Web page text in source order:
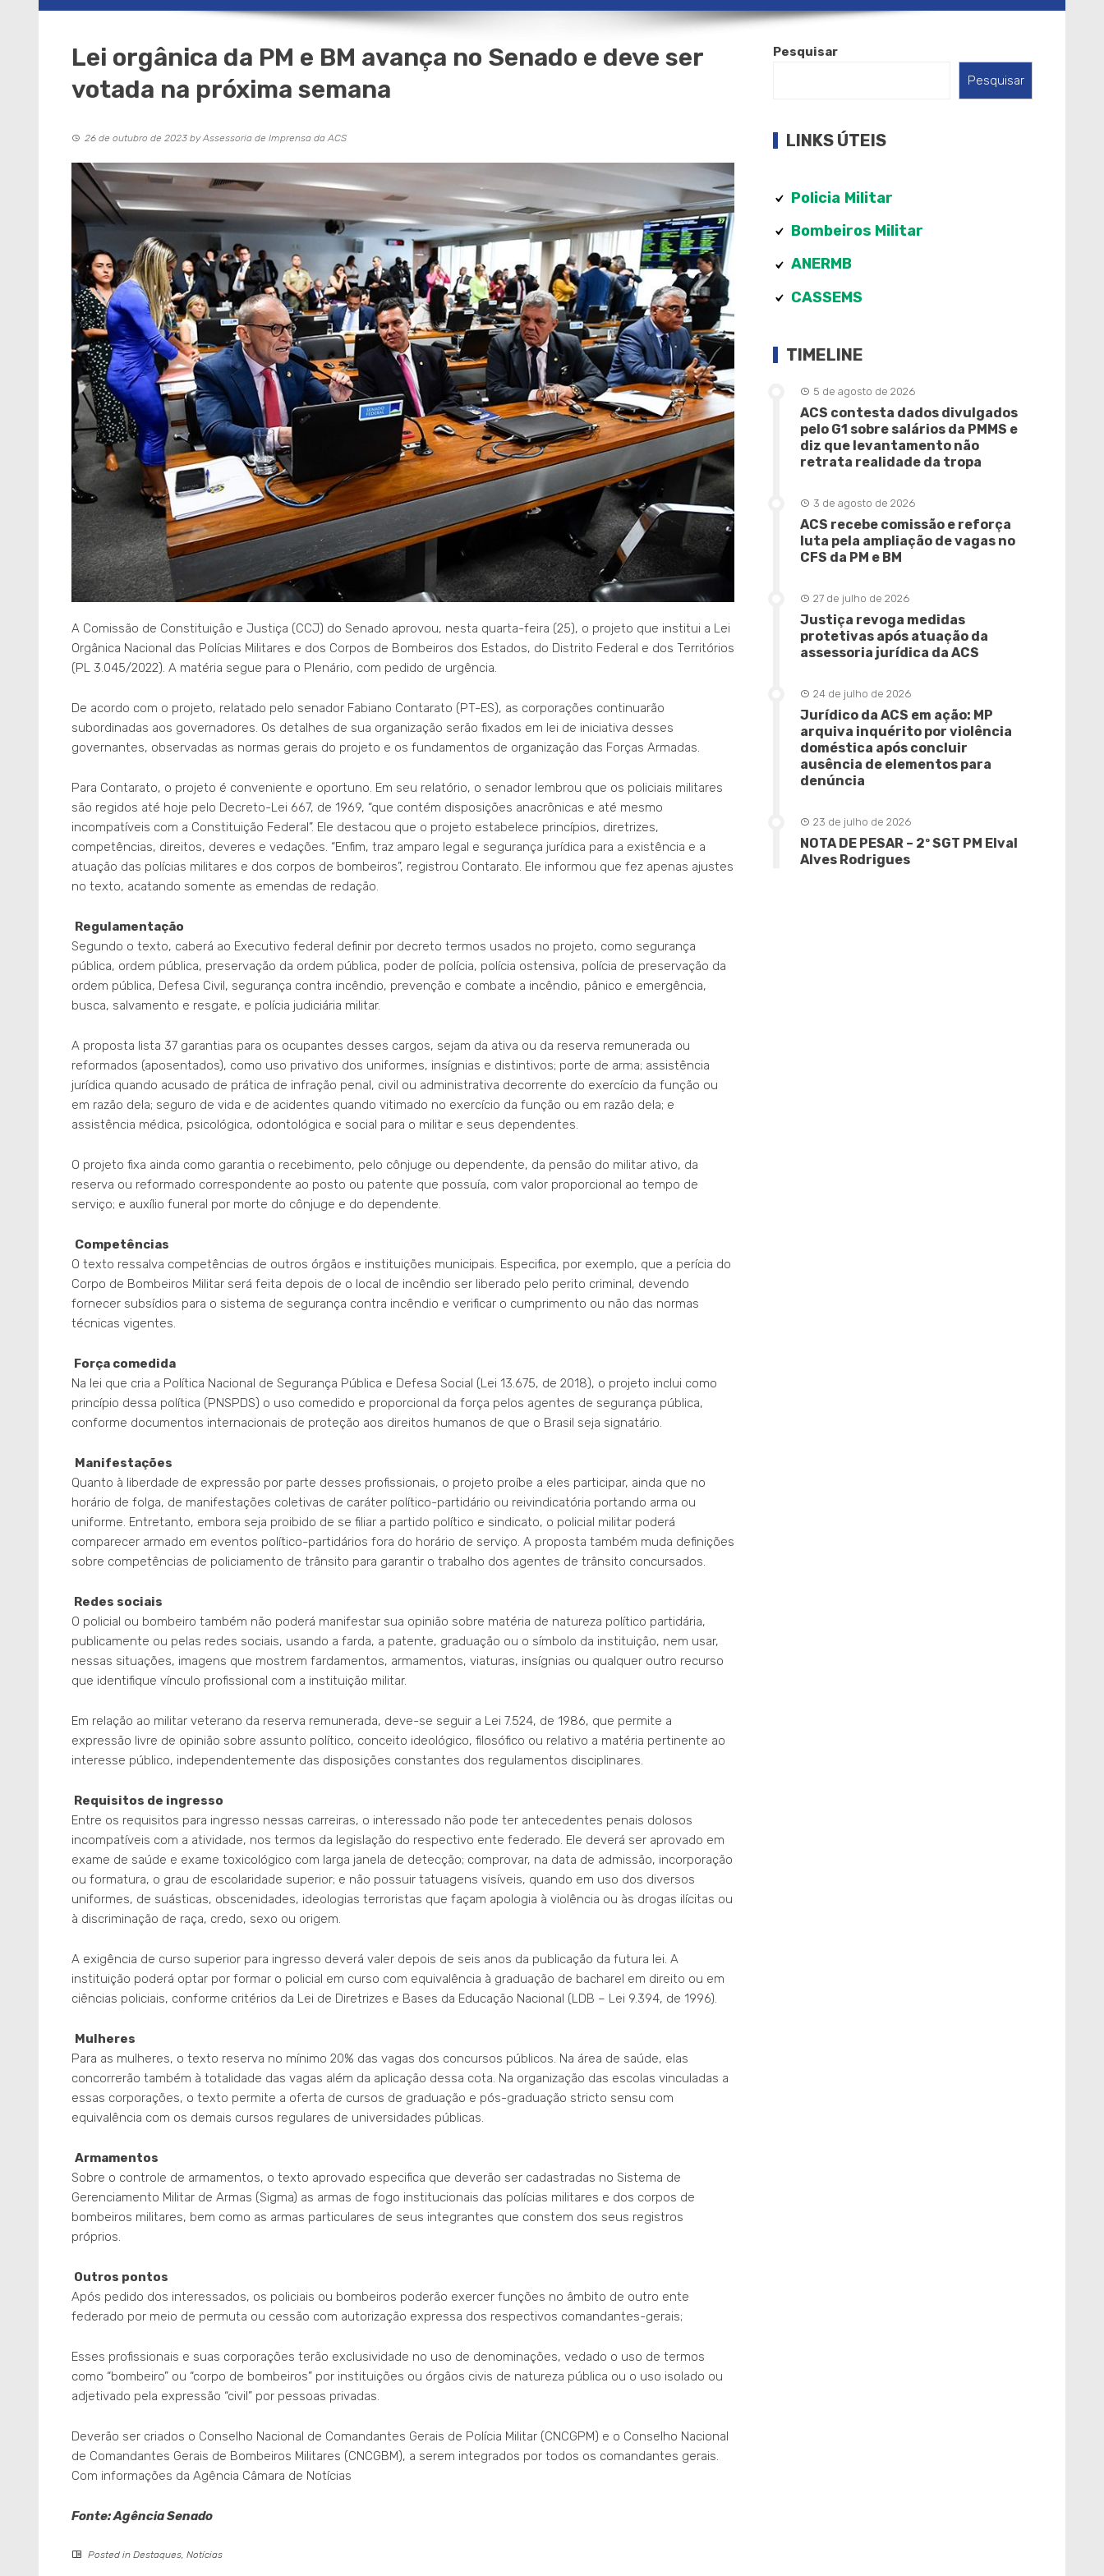
Lei orgânica da PM e BM avança no Senado e deve ser
votada na próxima semana
26 de outubro de 2023 byAssessoria de Imprensa da ACS
A Comissão de Constituição e Justiça (CCJ) do Senado aprovou, nesta quarta-feira (25), o projeto que institui a Lei
Orgânica Nacional das Polícias Militares e dos Corpos de Bombeiros dos Estados, do Distrito Federal e dos Territórios
(PL 3.045/2022). A matéria segue para o Plenário, com pedido de urgência.
De acordo com o projeto, relatado pelo senador Fabiano Contarato (PT-ES), as corporações continuarão
subordinadas aos governadores. Os detalhes de sua organização serão fixados em lei de iniciativa desses
governantes, observadas as normas gerais do projeto e os fundamentos de organização das Forças Armadas.
Para Contarato, o projeto é conveniente e oportuno. Em seu relatório, o senador lembrou que os policiais militares
são regidos até hoje pelo Decreto-Lei 667, de 1969, “que contém disposições anacrônicas e até mesmo
incompatíveis com a Constituição Federal”. Ele destacou que o projeto estabelece princípios, diretrizes,
competências, direitos, deveres e vedações. “Enfim, traz amparo legal e segurança jurídica para a existência e a
atuação das polícias militares e dos corpos de bombeiros”, registrou Contarato. Ele informou que fez apenas ajustes
no texto, acatando somente as emendas de redação.
Regulamentação
Segundo o texto, caberá ao Executivo federal definir por decreto termos usados no projeto, como segurança
pública, ordem pública, preservação da ordem pública, poder de polícia, polícia ostensiva, polícia de preservação da
ordem pública, Defesa Civil, segurança contra incêndio, prevenção e combate a incêndio, pânico e emergência,
busca, salvamento e resgate, e polícia judiciária militar.
A proposta lista 37 garantias para os ocupantes desses cargos, sejam da ativa ou da reserva remunerada ou
reformados (aposentados), como uso privativo dos uniformes, insígnias e distintivos; porte de arma; assistência
jurídica quando acusado de prática de infração penal, civil ou administrativa decorrente do exercício da função ou
em razão dela; seguro de vida e de acidentes quando vitimado no exercício da função ou em razão dela; e
assistência médica, psicológica, odontológica e social para o militar e seus dependentes.
O projeto fixa ainda como garantia o recebimento, pelo cônjuge ou dependente, da pensão do militar ativo, da
reserva ou reformado correspondente ao posto ou patente que possuía, com valor proporcional ao tempo de
serviço; e auxílio funeral por morte do cônjuge e do dependente.
Competências
O texto ressalva competências de outros órgãos e instituições municipais. Especifica, por exemplo, que a perícia do
Corpo de Bombeiros Militar será feita depois de o local de incêndio ser liberado pelo perito criminal, devendo
fornecer subsídios para o sistema de segurança contra incêndio e verificar o cumprimento ou não das normas
técnicas vigentes.
Força comedida
Na lei que cria a Política Nacional de Segurança Pública e Defesa Social (Lei 13.675, de 2018), o projeto inclui como
princípio dessa política (PNSPDS) o uso comedido e proporcional da força pelos agentes de segurança pública,
conforme documentos internacionais de proteção aos direitos humanos de que o Brasil seja signatário.
Manifestações
Quanto à liberdade de expressão por parte desses profissionais, o projeto proíbe a eles participar, ainda que no
horário de folga, de manifestações coletivas de caráter político-partidário ou reivindicatória portando arma ou
uniforme. Entretanto, embora seja proibido de se filiar a partido político e sindicato, o policial militar poderá
comparecer armado em eventos político-partidários fora do horário de serviço. A proposta também muda definições
sobre competências de policiamento de trânsito para garantir o trabalho dos agentes de trânsito concursados.
Redes sociais
O policial ou bombeiro também não poderá manifestar sua opinião sobre matéria de natureza político partidária,
publicamente ou pelas redes sociais, usando a farda, a patente, graduação ou o símbolo da instituição, nem usar,
nessas situações, imagens que mostrem fardamentos, armamentos, viaturas, insígnias ou qualquer outro recurso
que identifique vínculo profissional com a instituição militar.
Em relação ao militar veterano da reserva remunerada, deve-se seguir a Lei 7.524, de 1986, que permite a
expressão livre de opinião sobre assunto político, conceito ideológico, filosófico ou relativo a matéria pertinente ao
interesse público, independentemente das disposições constantes dos regulamentos disciplinares.
Requisitos de ingresso
Entre os requisitos para ingresso nessas carreiras, o interessado não pode ter antecedentes penais dolosos
incompatíveis com a atividade, nos termos da legislação do respectivo ente federado. Ele deverá ser aprovado em
exame de saúde e exame toxicológico com larga janela de detecção; comprovar, na data de admissão, incorporação
ou formatura, o grau de escolaridade superior; e não possuir tatuagens visíveis, quando em uso dos diversos
uniformes, de suásticas, obscenidades, ideologias terroristas que façam apologia à violência ou às drogas ilícitas ou
à discriminação de raça, credo, sexo ou origem.
A exigência de curso superior para ingresso deverá valer depois de seis anos da publicação da futura lei. A
instituição poderá optar por formar o policial em curso com equivalência à graduação de bacharel em direito ou em
ciências policiais, conforme critérios da Lei de Diretrizes e Bases da Educação Nacional (LDB – Lei 9.394, de 1996).
Mulheres
Para as mulheres, o texto reserva no mínimo 20% das vagas dos concursos públicos. Na área de saúde, elas
concorrerão também à totalidade das vagas além da aplicação dessa cota. Na organização das escolas vinculadas a
essas corporações, o texto permite a oferta de cursos de graduação e pós-graduação stricto sensu com
equivalência com os demais cursos regulares de universidades públicas.
Armamentos
Sobre o controle de armamentos, o texto aprovado especifica que deverão ser cadastradas no Sistema de
Gerenciamento Militar de Armas (Sigma) as armas de fogo institucionais das polícias militares e dos corpos de
bombeiros militares, bem como as armas particulares de seus integrantes que constem dos seus registros
próprios.
Outros pontos
Após pedido dos interessados, os policiais ou bombeiros poderão exercer funções no âmbito de outro ente
federado por meio de permuta ou cessão com autorização expressa dos respectivos comandantes-gerais;
Esses profissionais e suas corporações terão exclusividade no uso de denominações, vedado o uso de termos
como “bombeiro” ou “corpo de bombeiros” por instituições ou órgãos civis de natureza pública ou o uso isolado ou
adjetivado pela expressão “civil” por pessoas privadas.
Deverão ser criados o Conselho Nacional de Comandantes Gerais de Polícia Militar (CNCGPM) e o Conselho Nacional
de Comandantes Gerais de Bombeiros Militares (CNCGBM), a serem integrados por todos os comandantes gerais.
Com informações da Agência Câmara de Notícias
Fonte: Agência Senado
Posted in Destaques Notícias
Pesquisar
Pesquisar
LINKS ÚTEIS
Policia Militar
Bombeiros Militar
ANERMB
CASSEMS
TIMELINE
5 de agosto de 2026
ACS contesta dados divulgados
pelo G1 sobre salários da PMMS e
diz que levantamento não
retrata realidade da tropa
3 de agosto de 2026
ACS recebe comissão e reforça
luta pela ampliação de vagas no
CFS da PM e BM
27 de julho de 2026
Justiça revoga medidas
protetivas após atuação da
assessoria jurídica da ACS
24 de julho de 2026
Jurídico da ACS em ação: MP
arquiva inquérito por violência
doméstica após concluir
ausência de elementos para
denúncia
23 de julho de 2026
NOTA DE PESAR – 2º SGT PM Elval
Alves Rodrigues